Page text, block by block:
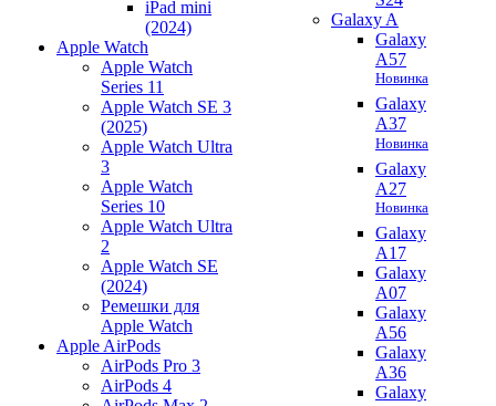
iPad mini
(2024)
Apple Watch
Apple Watch
Series 11
Apple Watch SE 3
(2025)
Apple Watch Ultra
3
Apple Watch
Series 10
Apple Watch Ultra
2
Apple Watch SE
(2024)
Ремешки для
Apple Watch
Apple AirPods
AirPods Pro 3
AirPods 4
Galaxy A
Galaxy
A57
Новинка
Galaxy
A37
Новинка
Galaxy
A27
Новинка
Galaxy
A17
Galaxy
A07
Galaxy
A56
Galaxy
A36
Galaxy